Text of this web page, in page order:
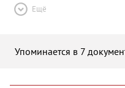
Ещё
Упоминается в 7